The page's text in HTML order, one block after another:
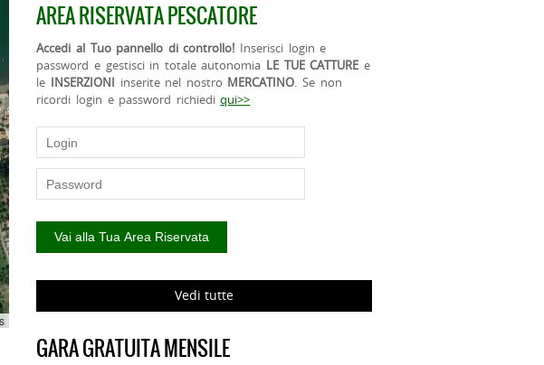
AREA RISERVATA PESCATORE
Accedi al Tuo pannello di controllo! Inserisci login e
password e gestisci in totale autonomia LE TUE CATTURE e
le INSERZIONI inserite nel nostro MERCATINO. Se non
ricordi login e password richiediqui>>
Vedi tutte
GARA GRATUITA MENSILE